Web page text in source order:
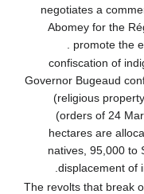
negotiates a
Abomey for the
promote the
- confiscation of
Governor Bugeaud
(religious
(orders of 24
hectares are
natives, 95,000 to
displacement of
- The revolts that break